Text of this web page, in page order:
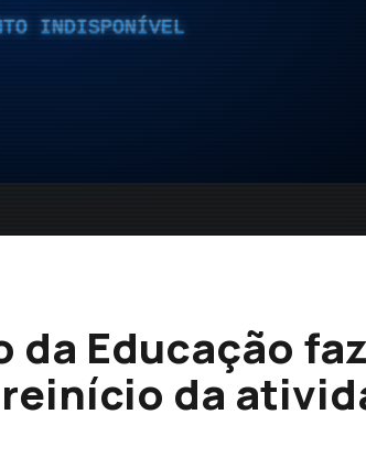
INDISPONÍVEL
Educação faz
da